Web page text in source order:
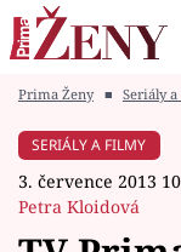
Módní alarm
Prima Ženy ■ Seriály
SERIÁLY A FILMY
3. července 2013
Petra Kloidová